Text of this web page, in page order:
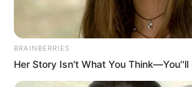
BRAINBERRIES
Her Story Isn't What You Think—You''ll